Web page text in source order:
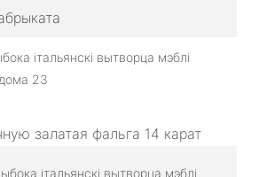
залатая фальга 14 карат